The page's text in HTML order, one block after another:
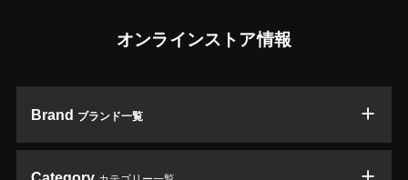
オンラインストア情報
Brand ブランド一覧